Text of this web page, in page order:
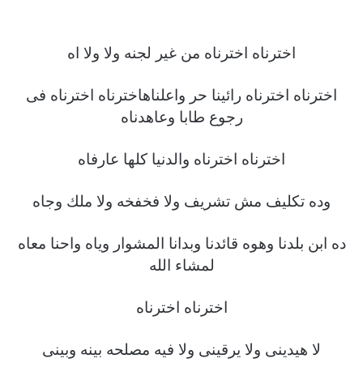
اخترناه اخترناه من غير لجنه ولا ولا اه
اخترناه اخترناه رائينا حر واعلناهاخترناه اخترناه فى
رجوع طابا وعاهدناه
اخترناه اخترناه والدنيا كلها عارفاه
وده تكليف مش تشريف ولا فخفخه ولا ملك وجاه
ده ابن بلدنا وهوه قائدنا وبدانا المشوار وياه واحنا معاه
لمشاء الله
اخترناه اخترناه
لا هيدينى ولا يرقينى ولا فيه مصلحه بينه وبينى